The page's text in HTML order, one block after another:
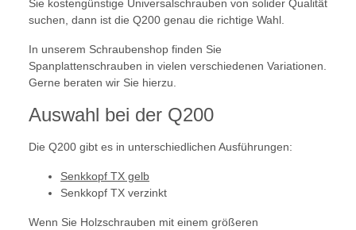
Sie kostengünstige Universalschrauben von solider Qualität
suchen, dann ist die Q200 genau die richtige Wahl.
In unserem Schraubenshop finden Sie
Spanplattenschrauben in vielen verschiedenen Variationen.
Gerne beraten wir Sie hierzu.
Auswahl bei der Q200
Die Q200 gibt es in unterschiedlichen Ausführungen:
Senkkopf TX gelb
Senkkopf TX verzinkt
Wenn Sie Holzschrauben mit einem größeren